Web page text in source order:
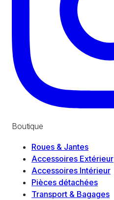
Boutique
Roues & Jantes
Accessoires Extérieur
Accessoires Intérieur
Pièces détachées
Transport & Bagages